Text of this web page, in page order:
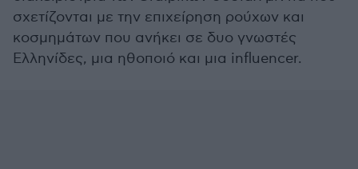
σχετίζονται με την επιχείρηση ρούχων και
κοσμημάτων που ανήκει σε δυο γνωστές
Ελληνίδες, μια ηθοποιό και μια influencer.